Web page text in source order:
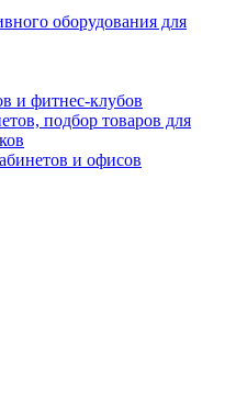
оборудования для
и фитнес-клубов
подбор товаров для
и офисов